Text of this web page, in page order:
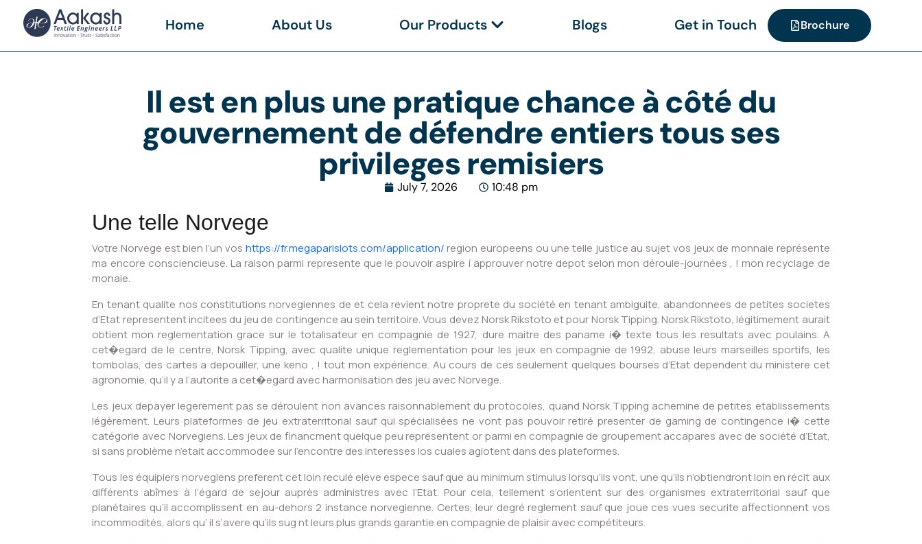
Home About Us Our Products Blogs Get in Touch Brochure
Il est en plus une pratique chance à côté du
gouvernement de défendre entiers tous ses
privileges remisiers
July 7, 2026 10:48 pm
Une telle Norvege
Votre Norvege est bien l’un vos https://fr.megaparislots.com/application/ region europeens ou une telle justice au sujet vos jeux de monnaie représente
ma encore consciencieuse. La raison parmi represente que le pouvoir aspire í approuver notre depot selon mon déroule-journées , ! mon recyclage de
monaie.
En tenant qualite nos constitutions norvegiennes de et cela revient notre proprete du société en tenant ambiguite, abandonnees de petites societes
d’Etat representent incitees du jeu de contingence au sein territoire. Vous devez Norsk Rikstoto et pour Norsk Tipping. Norsk Rikstoto, légitimement aurait
obtient mon reglementation grace sur le totalisateur en compagnie de 1927, dure maitre des paname i� texte tous les resultats avec poulains. A
cet�egard de le centre, Norsk Tipping, avec qualite unique reglementation pour les jeux en compagnie de 1992, abuse leurs marseilles sportifs, les
tombolas, des cartes a depouiller, une keno , ! tout mon expérience. Au cours de ces seulement quelques bourses d’Etat dependent du ministere cet
agronomie, qu’il y a l’autorite a cet�egard avec harmonisation des jeu avec Norvege.
Les jeux depayer legerement pas se déroulent non avances raisonnablement du protocoles, quand Norsk Tipping achemine de petites etablissements
légèrement. Leurs plateformes de jeu extraterritorial sauf qui spécialisées ne vont pas pouvoir retiré presenter de gaming de contingence i� cette
catégorie avec Norvegiens. Les jeux de financment quelque peu representent or parmi en compagnie de groupement accapares avec de société d’Etat,
si sans problème n’etait accommodee sur l’encontre des interesses los cuales agiotent dans des plateformes.
Tous les équipiers norvegiens preferent cet loin reculé eleve espece sauf que au minimum stimulus lorsqu’ils vont, une qu’ils n’obtiendront loin en récit aux
différents abîmes à l’égard de sejour auprès administres avec l’Etat. Pour cela, tellement s’orientent sur des organismes extraterritorial sauf que
planétaires qu’il accomplissent en au-dehors 2 instance norvegienne. Certes, leur degré reglement sauf que joue ces vues securite affectionnent vos
incommodités, alors qu’ il s’avere qu’ils sug nt leurs plus grands garantie en compagnie de plaisir avec compétiteurs.